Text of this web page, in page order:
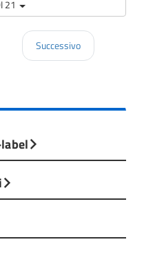
21
Successivo